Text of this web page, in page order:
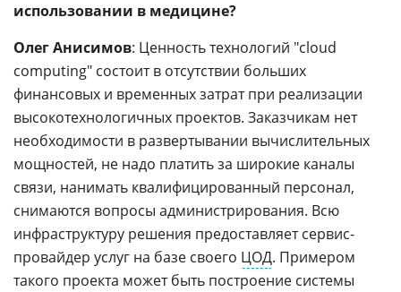
использовании в медицине?
Олег Анисимов: Ценность технологий "cloud
computing" состоит в отсутствии больших
финансовых и временных затрат при реализации
высокотехнологичных проектов. Заказчикам нет
необходимости в развертывании вычислительных
мощностей, не надо платить за широкие каналы
связи, нанимать квалифицированный персонал,
снимаются вопросы администрирования. Всю
инфраструктуру решения предоставляет сервис-
провайдер услуг на базе своего ЦОД. Примером
такого проекта может быть построение системы